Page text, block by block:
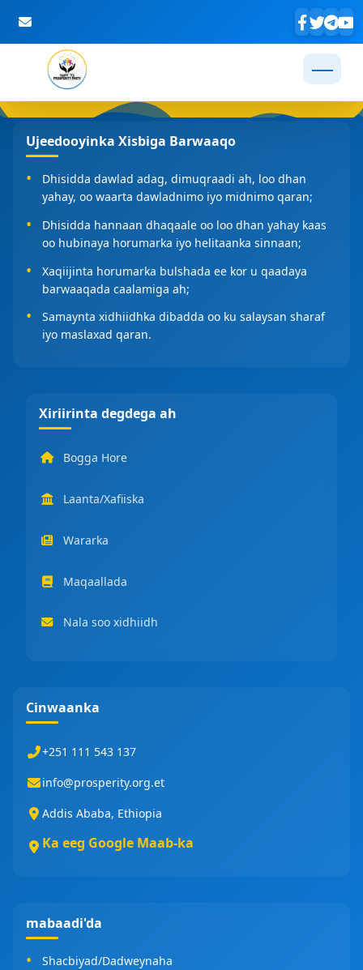
Skip to Main Content
Ujeedooyinka Xisbiga Barwaaqo
Dhisidda dawlad adag, dimuqraadi ah, loo dhan
yahay, oo waarta dawladnimo iyo midnimo qaran;
Dhisidda hannaan dhaqaale oo loo dhan yahay kaas
oo hubinaya horumarka iyo helitaanka sinnaan;
Xaqiijinta horumarka bulshada ee kor u qaadaya
barwaaqada caalamiga ah;
Samaynta xidhiidhka dibadda oo ku salaysan sharaf
iyo maslaxad qaran.
Xiriirinta degdega ah
Bogga Hore
Laanta/Xafiiska
Wararka
Maqaallada
Nala soo xidhiidh
Cinwaanka
+251 111 543 137
info@prosperity.org.et
Addis Ababa, Ethiopia
Ka eeg Google Maab-ka
mabaadi'da
Shacbiyad/Dadweynaha